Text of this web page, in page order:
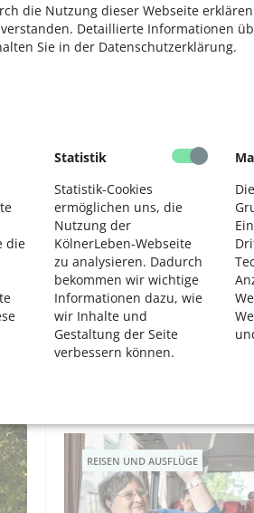
die Nutzung dieser Webseite
Detaillierte Informationen
Sie in der Datenschutzerklärung.
die
Statistik
Statistik-Cookies
ermöglichen uns, die
Nutzung der
KölnerLeben-Webseite
zu analysieren. Dadurch
bekommen wir wichtige
Informationen dazu, wie
wir Inhalte und
Gestaltung der Seite
verbessern können.
Immer dem Navi nach:
UNSER KÖLN
Die Geschichte der
REISEN UND AUSFLÜGE